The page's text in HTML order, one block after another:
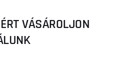
VÁSÁROLJON